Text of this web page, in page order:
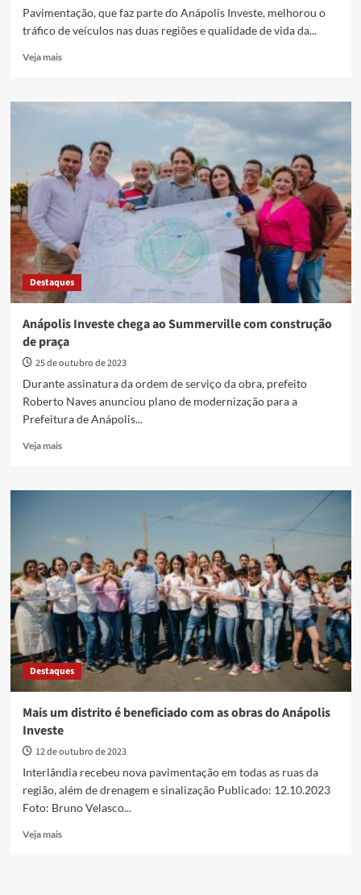
Pavimentação, que faz parte do Anápolis Investe, melhorou o
tráfico de veículos nas duas regiões e qualidade de vida da...
Veja maisRead
Asfalto
no
Munir
Calixto
Miranápolis
Destaques
Anápolis Investe chega ao Summerville com construção
de praça
25 de outubro de 2023
Durante assinatura da ordem de serviço da obra, prefeito
Roberto Naves anunciou plano de modernização para a
Prefeitura de Anápolis...
Veja maisRead
Anápolis
Summerville
com
construção
de
praça
Destaques
Mais um distrito é beneficiado com as obras do Anápolis
Investe
12 de outubro de 2023
Interlândia recebeu nova pavimentação em todas as ruas da
região, além de drenagem e sinalização Publicado: 12.10.2023
Foto: Bruno Velasco...
Veja maisRead